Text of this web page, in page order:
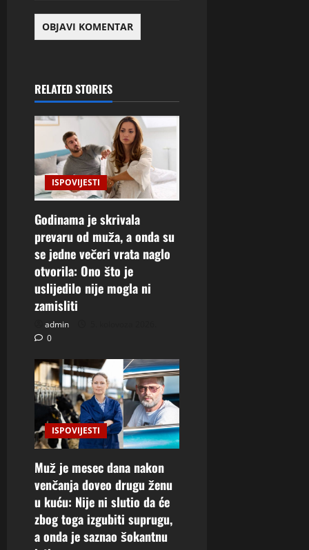
RELATED STORIES
ISPOVIJESTI
Godinama je skrivala
prevaru od muža, a onda su
se jedne večeri vrata naglo
otvorila: Ono što je
uslijedilo nije mogla ni
zamisliti
admin
0
ISPOVIJESTI
Muž je mesec dana nakon
venčanja doveo drugu ženu
u kuću: Nije ni slutio da će
zbog toga izgubiti suprugu,
a onda je saznao šokantnu